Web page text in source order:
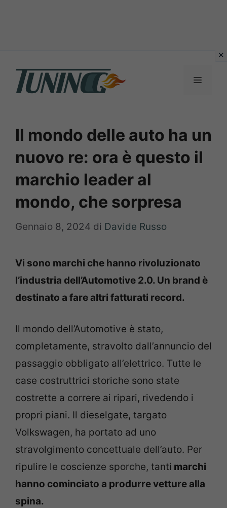
contenuto
Menu
Il mondo delle auto ha un
nuovo re: ora è questo il
marchio leader al
mondo, che sorpresa
Gennaio 8, 2024 di Davide Russo
Vi sono marchi che hanno rivoluzionato
l’industria dell’Automotive 2.0. Un brand è
destinato a fare altri fatturati record.
Il mondo dell’Automotive è stato,
completamente, stravolto dall’annuncio del
passaggio obbligato all’elettrico. Tutte le
case costruttrici storiche sono state
costrette a correre ai ripari, rivedendo i
propri piani. Il dieselgate, targato
Volkswagen, ha portato ad uno
stravolgimento concettuale dell’auto. Per
ripulire le coscienze sporche, tanti marchi
hanno cominciato a produrre vetture alla
spina.